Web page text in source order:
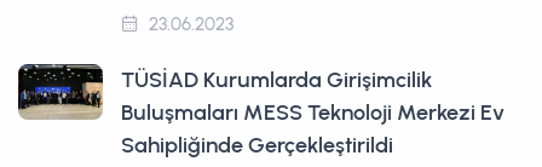
23.06.2023
TÜSİAD Kurumlarda Girişimcilik
Buluşmaları MESS Teknoloji Merkezi Ev
Sahipliğinde Gerçekleştirildi